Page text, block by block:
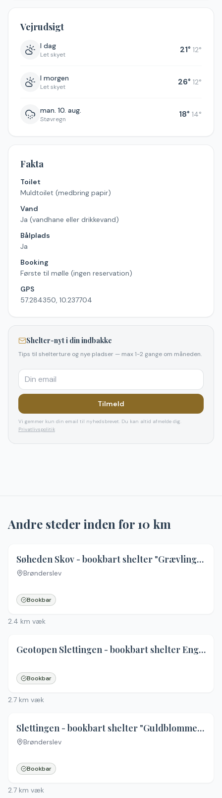
Vejrudsigt
I dag
Let skyet 21° 12°
I morgen
Let skyet 26° 12°
man. 10. aug.
Støvregn 18° 14°
Fakta
Toilet
Muldtoilet (medbring papir)
Vand
Ja (vandhane eller drikkevand)
Bålplads
Ja
Booking
Første til mølle (ingen reservation)
GPS
57.284350, 10.237704
Shelter-nyt i din indbakke
Tips til shelterture og nye pladser — max 1-2 gange om måneden.
Tilmeld
Vi gemmer kun din email til nyhedsbrevet. Du kan altid afmelde dig.
Privatlivspolitik
Andre steder inden for10 km
5.0(Søheden Skov - bookbart shelter "Grævlingebo"
Brønderslev
Bookbar
2.4 km væk
Geotopen Slettingen - bookbart shelter Engelsød
Bookbar
2.7 km væk
4.7(Slettingen - bookbart shelter "Guldblommen"
Brønderslev
Bookbar
2.7 km væk